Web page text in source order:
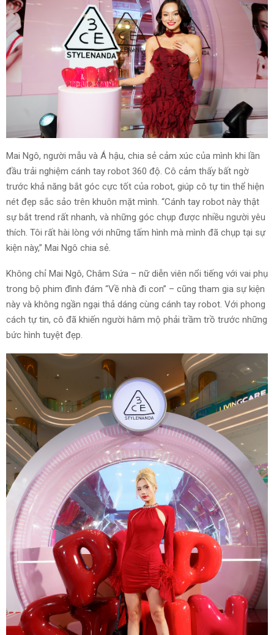
Mai Ngô, người mẫu và Á hậu, chia sẻ cảm xúc của mình khi lần
đầu trải nghiệm cánh tay robot 360 độ. Cô cảm thấy bất ngờ
trước khả năng bắt góc cực tốt của robot, giúp cô tự tin thể hiện
nét đẹp sắc sảo trên khuôn mặt mình. “Cánh tay robot này thật
sự bắt trend rất nhanh, và những góc chụp được nhiều người yêu
thích. Tôi rất hài lòng với những tấm hình mà mình đã chụp tại sự
kiện này,” Mai Ngô chia sẻ.
Không chỉ Mai Ngô, Châm Sứa – nữ diễn viên nổi tiếng với vai phụ
trong bộ phim đình đám “Về nhà đi con” – cũng tham gia sự kiện
này và không ngần ngại thả dáng cùng cánh tay robot. Với phong
cách tự tin, cô đã khiến người hâm mộ phải trầm trồ trước những
bức hình tuyệt đẹp.